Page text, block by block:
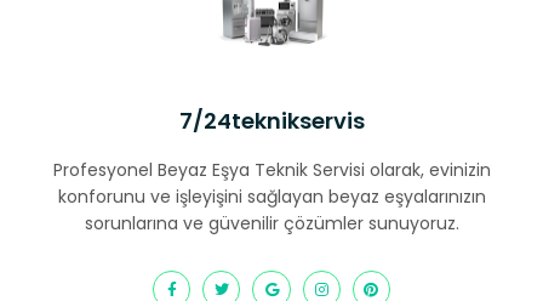
7/24teknikservis
Profesyonel Beyaz Eşya Teknik Servisi olarak, evinizin
konforunu ve işleyişini sağlayan beyaz eşyalarınızın
sorunlarına ve güvenilir çözümler sunuyoruz.